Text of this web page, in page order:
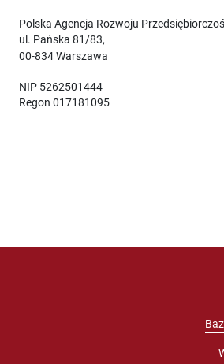
Polska Agencja Rozwoju
ul. Pańska 81/83,
00-834 Warszawa
NIP 5262501444
Regon 017181095